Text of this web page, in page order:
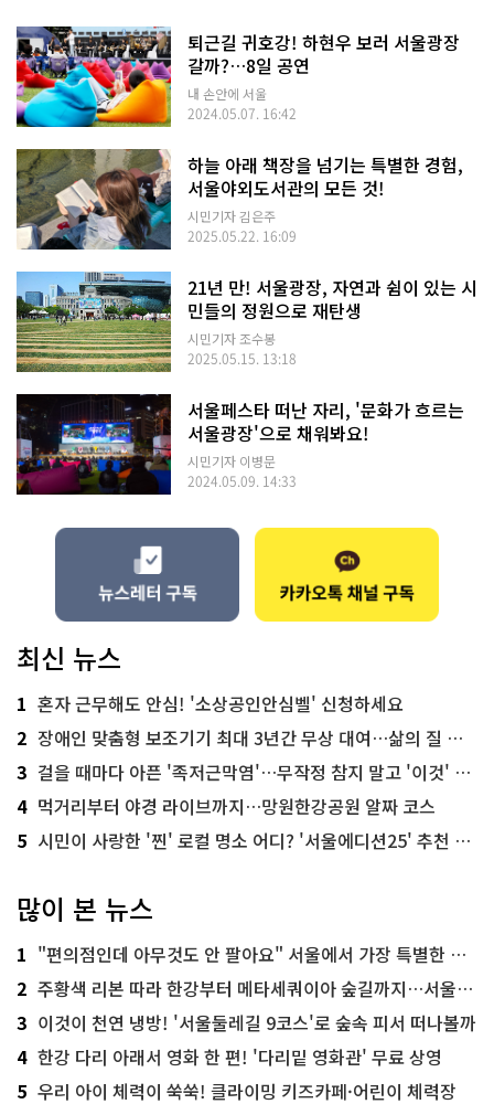
퇴근길 귀호강! 하현우 보러 서울광장
갈까?…8일 공연
내 손안에 서울
2024.05.07. 16:42
하늘 아래 책장을 넘기는 특별한 경험,
서울야외도서관의 모든 것!
시민기자 김은주
2025.05.22. 16:09
21년 만! 서울광장, 자연과 쉼이 있는 시
민들의 정원으로 재탄생
시민기자 조수봉
2025.05.15. 13:18
서울페스타 떠난 자리, '문화가 흐르는
서울광장'으로 채워봐요!
시민기자 이병문
2024.05.09. 14:33
최신 뉴스
1 혼자 근무해도 안심! '소상공인안심벨' 신청하세요
2 장애인 맞춤형 보조기기 최대 3년간 무상 대여…삶의 질 높인다
3 걸을 때마다 아픈 '족저근막염'…무작정 참지 말고 '이것' 해보세요!
4 먹거리부터 야경 라이브까지…망원한강공원 알짜 코스
5 시민이 사랑한 '찐' 로컬 명소 어디? '서울에디션25' 추천 코스
많이 본 뉴스
1 "편의점인데 아무것도 안 팔아요" 서울에서 가장 특별한 편의점의 정체
2 주황색 리본 따라 한강부터 메타세쿼이아 숲길까지…서울둘레길 15코스
3 이것이 천연 냉방! '서울둘레길 9코스'로 숲속 피서 떠나볼까
4 한강 다리 아래서 영화 한 편! '다리밑 영화관' 무료 상영
5 우리 아이 체력이 쑥쑥! 클라이밍 키즈카페·어린이 체력장